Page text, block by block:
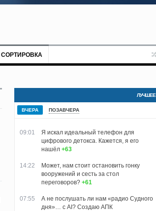
СОРТИРОВКА
ЛУЧШЕЕ
ВЧЕРА ПОЗАВЧЕРА
09:01
Я искал идеальный телефон для
цифрового детокса. Кажется, я его
нашёл +63
14:22
Может, нам стоит остановить гонку
вооружений и сесть за стол
переговоров? +61
07:55
А не послушать ли нам «радио Судного
дня»… с AI? Создаю АПК